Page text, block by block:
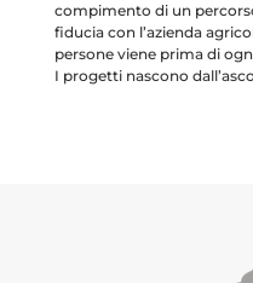
compimento di un
fiducia con l’azienda
persone viene prima di
I progetti nascono